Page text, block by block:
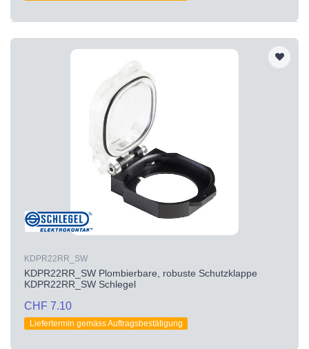
KDPR22RR_SW
KDPR22RR_SW Plombierbare, robuste Schutzklappe
KDPR22RR_SW Schlegel
CHF 7.10
Liefertermin gemäss Auftragsbestätigung